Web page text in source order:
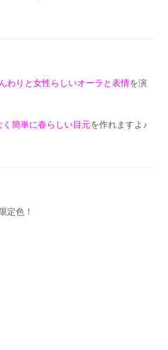
わりと女性らしいオーラと表情を演
く簡単に春らしい目元を作れますよ♪
定色！